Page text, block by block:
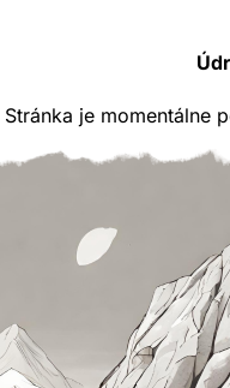
Stránka je momentálne